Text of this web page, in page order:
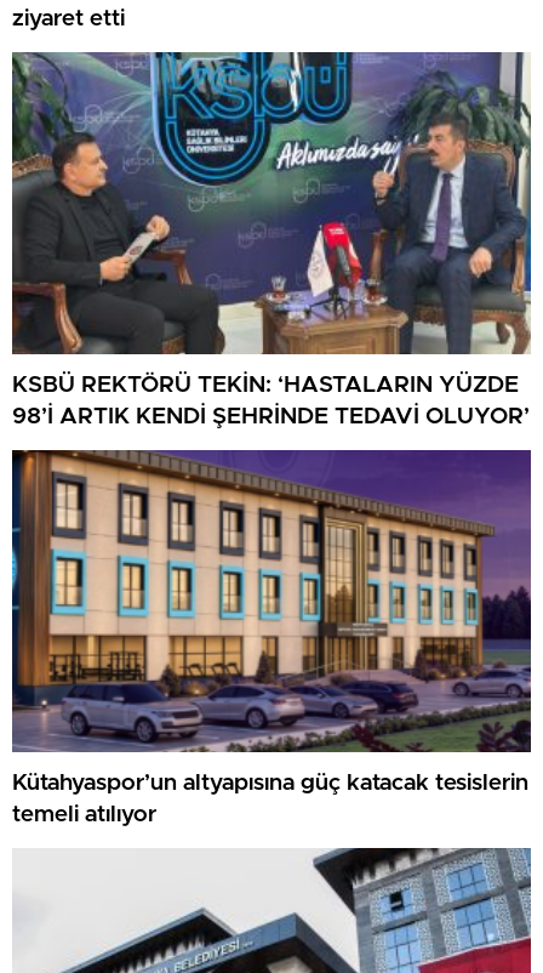
ziyaret etti
KSBÜ REKTÖRÜ TEKİN: ‘HASTALARIN YÜZDE
98’İ ARTIK KENDİ ŞEHRİNDE TEDAVİ OLUYOR’
Kütahyaspor’un altyapısına güç katacak tesislerin
temeli atılıyor